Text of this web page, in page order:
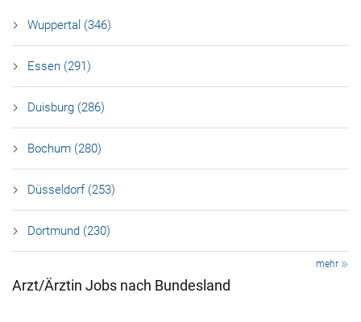
Wuppertal (346)
Essen (291)
Duisburg (286)
Bochum (280)
Düsseldorf (253)
Dortmund (230)
mehr
Arzt/Ärztin Jobs nach Bundesland